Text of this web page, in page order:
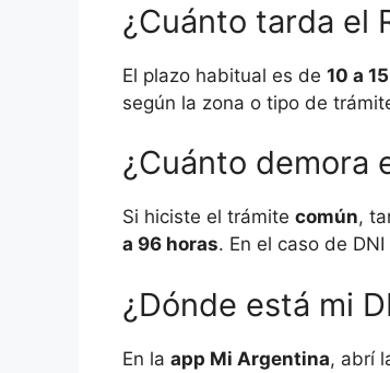
¿Cuánto tarda el
El plazo habitual es de 10 a
según la zona o tipo de
¿Cuánto demora
Si hiciste el trámite común,
a 96 horas. En el caso de
¿Dónde está mi
En la app Mi Argentina, abrí